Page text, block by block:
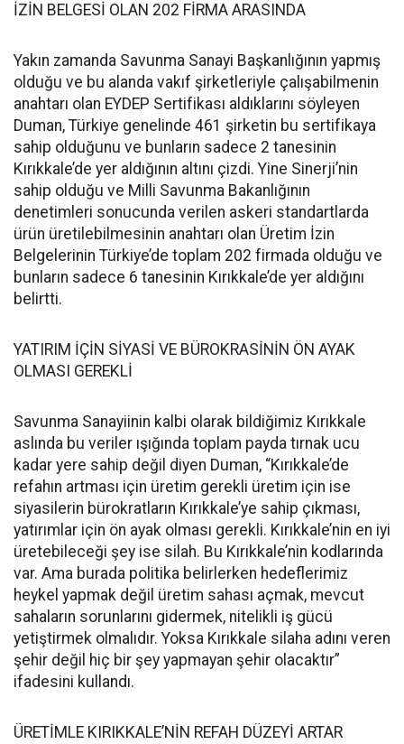
İZİN BELGESİ OLAN 202 FİRMA ARASINDA
Yakın zamanda Savunma Sanayi Başkanlığının yapmış
olduğu ve bu alanda vakıf şirketleriyle çalışabilmenin
anahtarı olan EYDEP Sertifikası aldıklarını söyleyen
Duman, Türkiye genelinde 461 şirketin bu sertifikaya
sahip olduğunu ve bunların sadece 2 tanesinin
Kırıkkale’de yer aldığının altını çizdi. Yine Sinerji’nin
sahip olduğu ve Milli Savunma Bakanlığının
denetimleri sonucunda verilen askeri standartlarda
ürün üretilebilmesinin anahtarı olan Üretim İzin
Belgelerinin Türkiye’de toplam 202 firmada olduğu ve
bunların sadece 6 tanesinin Kırıkkale’de yer aldığını
belirtti.
YATIRIM İÇİN SİYASİ VE BÜROKRASİNİN ÖN AYAK
OLMASI GEREKLİ
Savunma Sanayiinin kalbi olarak bildiğimiz Kırıkkale
aslında bu veriler ışığında toplam payda tırnak ucu
kadar yere sahip değil diyen Duman, “Kırıkkale’de
refahın artması için üretim gerekli üretim için ise
siyasilerin bürokratların Kırıkkale’ye sahip çıkması,
yatırımlar için ön ayak olması gerekli. Kırıkkale’nin en iyi
üretebileceği şey ise silah. Bu Kırıkkale’nin kodlarında
var. Ama burada politika belirlerken hedeflerimiz
heykel yapmak değil üretim sahası açmak, mevcut
sahaların sorunlarını gidermek, nitelikli iş gücü
yetiştirmek olmalıdır. Yoksa Kırıkkale silaha adını veren
şehir değil hiç bir şey yapmayan şehir olacaktır”
ifadesini kullandı.
ÜRETİMLE KIRIKKALE’NİN REFAH DÜZEYİ ARTAR